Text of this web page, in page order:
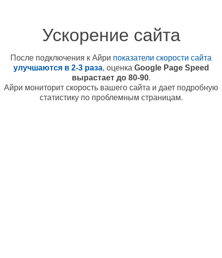
Ускорение сайта
После подключения к Айри показатели скорости сайта
улучшаются в 2-3 раза, оценка Google Page Speed
вырастает до 80-90.
Айри мониторит скорость вашего сайта и дает подробную
статистику по проблемным страницам.